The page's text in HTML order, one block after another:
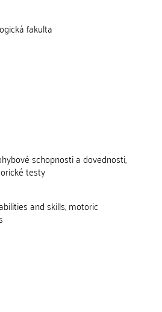
fakulta
schopnosti a dovednosti,
testy
and skills, motoric